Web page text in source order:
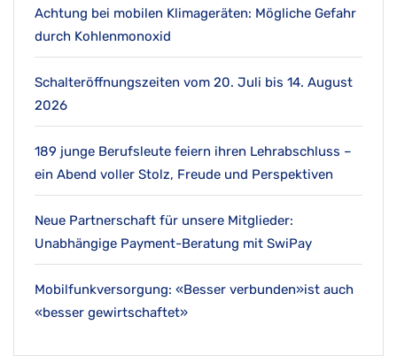
Achtung bei mobilen Klimageräten: Mögliche Gefahr
durch Kohlenmonoxid
Schalteröffnungszeiten vom 20. Juli bis 14. August
2026
189 junge Berufsleute feiern ihren Lehrabschluss –
ein Abend voller Stolz, Freude und Perspektiven
Neue Partnerschaft für unsere Mitglieder:
Unabhängige Payment-Beratung mit SwiPay
Mobilfunkversorgung: «Besser verbunden»ist auch
«besser gewirtschaftet»